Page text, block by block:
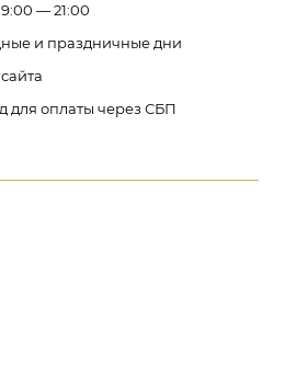
— 21:00
и праздничные дни
для оплаты через СБП